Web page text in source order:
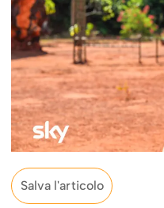
Salva l'articolo